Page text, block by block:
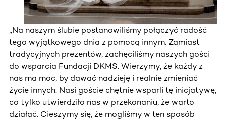
„Na naszym ślubie postanowiliśmy połączyć radość
tego wyjątkowego dnia z pomocą innym. Zamiast
tradycyjnych prezentów, zachęciliśmy naszych gości
do wsparcia Fundacji DKMS. Wierzymy, że każdy z
nas ma moc, by dawać nadzieję i realnie zmieniać
życie innych. Nasi goście chętnie wsparli tę inicjatywę,
co tylko utwierdziło nas w przekonaniu, że warto
działać. Cieszymy się, że mogliśmy w ten sposób